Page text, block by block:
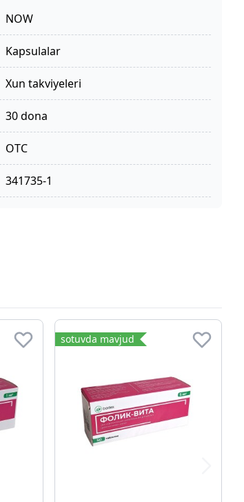
NOW
kapsulalar
xun takviyeleri
30 dona
OTC
341735-1
sotuvda mavjud